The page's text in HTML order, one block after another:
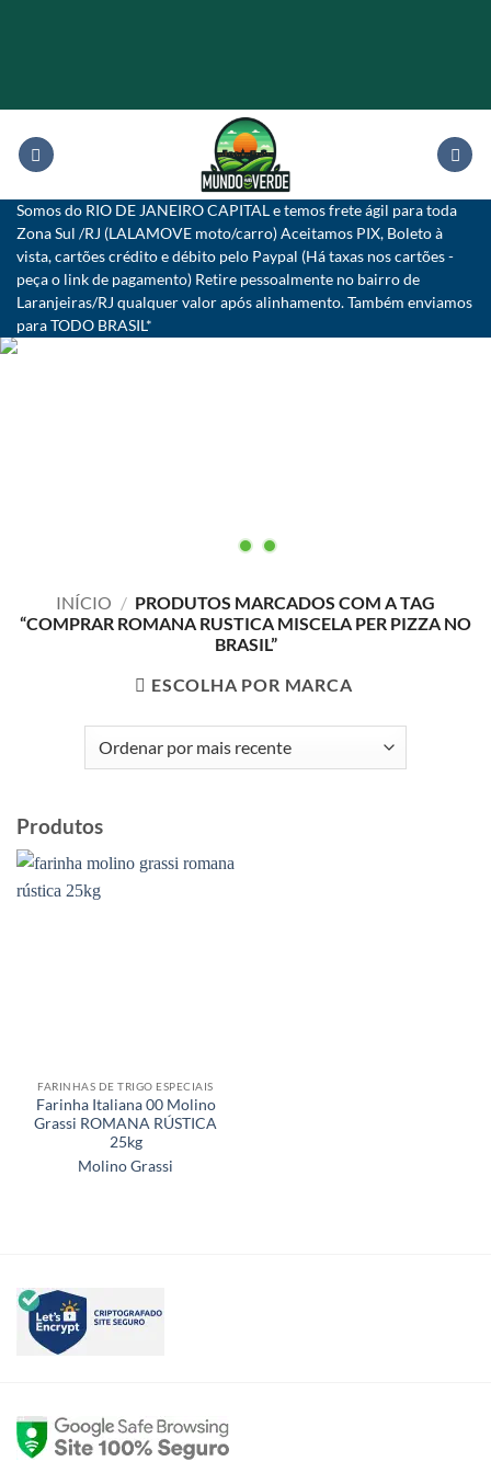
content
Somos do RIO DE JANEIRO CAPITAL e temos frete ágil para toda
Zona Sul /RJ (LALAMOVE moto/carro) Aceitamos PIX, Boleto à
vista, cartões crédito e débito pelo Paypal (Há taxas nos cartões -
peça o link de pagamento) Retire pessoalmente no bairro de
Laranjeiras/RJ qualquer valor após alinhamento. Também enviamos
para TODO BRASIL*
INÍCIO / PRODUTOS MARCADOS COM A TAG
“COMPRAR ROMANA RUSTICA MISCELA PER PIZZA NO
BRASIL”
ESCOLHA POR MARCA
Produtos
FARINHAS DE TRIGO ESPECIAIS
Farinha Italiana 00 Molino
Grassi ROMANA RÚSTICA
25kg
Molino Grassi